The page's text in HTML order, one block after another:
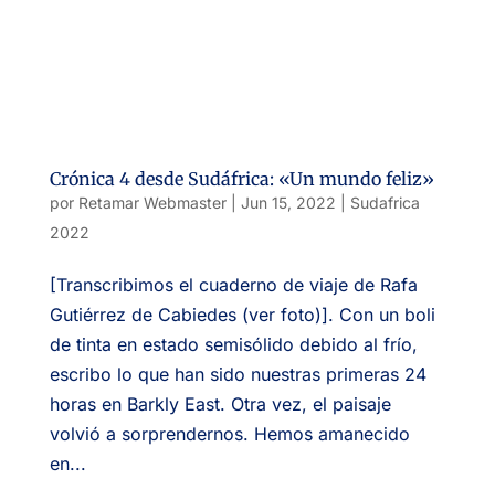
Crónica 4 desde Sudáfrica: «Un mundo feliz»
por Retamar Webmaster| Jun 15, 2022
Sudafrica
2022
[Transcribimos el cuaderno de viaje de Rafa
Gutiérrez de Cabiedes (ver foto)]. Con un boli
de tinta en estado semisólido debido al frío,
escribo lo que han sido nuestras primeras 24
horas en Barkly East. Otra vez, el paisaje
volvió a sorprendernos. Hemos amanecido
en...